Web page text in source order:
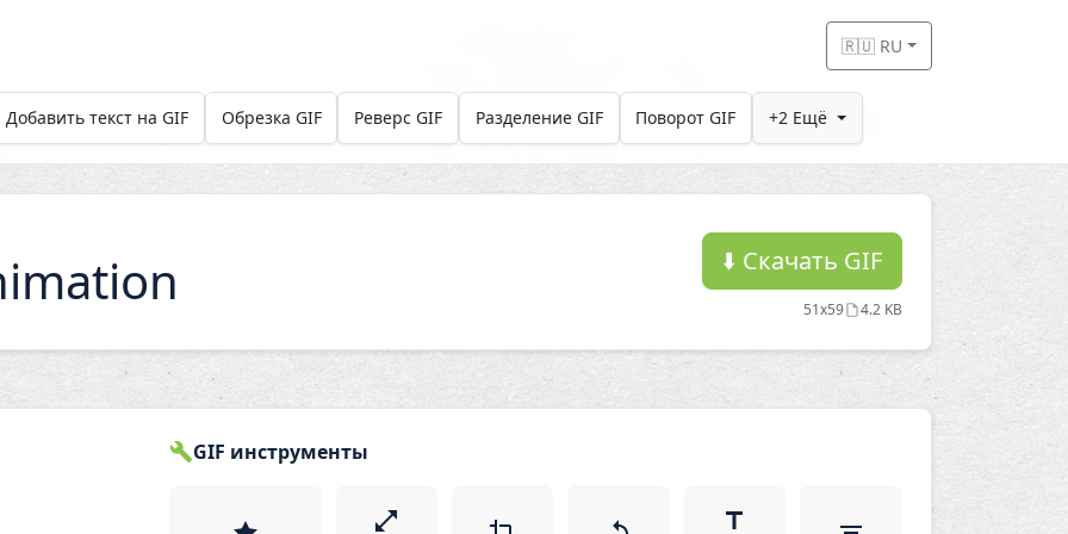
🇷🇺 RU
Добавить текст на GIF Обрезка GIF Реверс GIF Разделение GIF Поворот GIF +2 Ещё
⬇️ Скачать GIF
51x59 4.2 KB
GIF инструменты